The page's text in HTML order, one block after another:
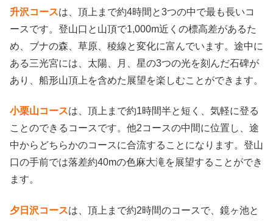
升沢コースは、頂上まで約4時間と3つの中で最も長いコ
ースです。登山口と山頂で1,000m近くの標高差があるた
め、ブナの森、草原、稜線と変化に富んでいます。途中に
ある三光宮には、太陽、月、星の3つの光を刻んだ石碑が
あり、船形山頂上を含めた展望を楽しむことができます。
小栗山コースは、頂上まで約1時間半と短く、気軽に登る
ことのできるコースです。他2コースの中間に位置し、途
中からどちらかのコースに合流することになります。登山
口の手前では落差約40mの色麻大滝を展望することができ
ます。
夕日沢コースは、頂上まで約2時間のコースで、鏡ヶ池と